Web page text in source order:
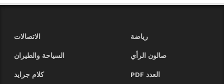
رياضة
الاتصالات
صالون الرأي
السياحة والطيران
العدد PDF
كلام جرايد